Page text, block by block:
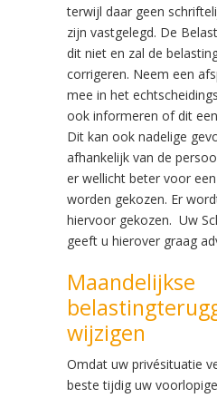
terwijl daar geen
zijn vastgelegd. De
dit niet en zal de
corrigeren. Neem een
mee in het
ook informeren of dit
Dit kan ook nadelige
afhankelijk van de
er wellicht beter voor
worden gekozen. Er
hiervoor gekozen. Uw
geeft u hierover graag
Maandelijkse
wijzigen
Omdat uw privésituatie
beste tijdig uw